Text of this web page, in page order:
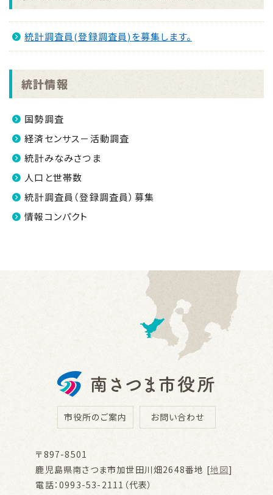
令和6年度版「統計みなみさつま」
2023.11.10
2022.11.22
令和４年度版「統計みなみさつま」
統計調査員(登録調査員)を募集します。
統計情報
国勢調査
経済センサス－活動調査
統計みなみさつま
人口と世帯数
統計調査員（登録調査員）募集
情報コンパクト
市役所のご案内 お問い合わせ
〒897-8501
鹿児島県南さつま市加世田川畑2648番地 [地図]
電話：0993-53-2111（代表）